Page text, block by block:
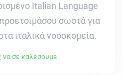
Italian Language
σωστά για
ιταλικά νοσοκομεία.
να σε καλέσουμε